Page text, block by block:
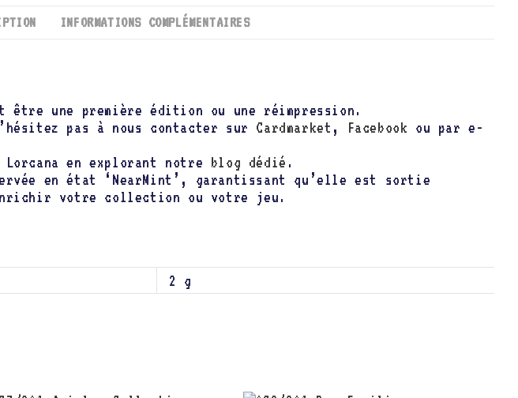
INFORMATIONS COMPLÉMENTAIRES
être une première édition ou une réimpression.
pas à nous contacter sur Cardmarket , Facebook ou par e-
en explorant notre blog dédié .
en état ‘NearMint’, garantissant qu’elle est sortie
votre collection ou votre jeu.
2 g